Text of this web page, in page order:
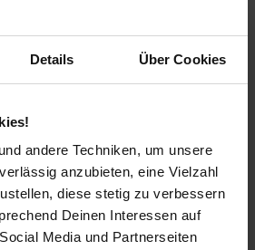
Details Über Cookies
andere Techniken, um unsere
anzubieten, eine Vielzahl
diese stetig zu verbessern
Deinen Interessen auf
Media und Partnerseiten
Basis°Punkte:
Extra°Punkte:
0